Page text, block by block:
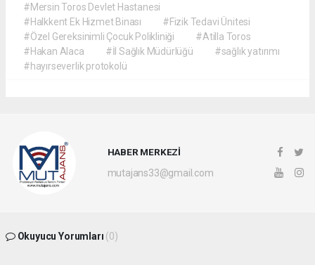
#Mersin Toros Devlet Hastanesi
#Halkkent Ek Hizmet Binası
#Fizik Tedavi Ünitesi
#Özel Gereksinimli Çocuk Polikliniği
#Atilla Toros
#Hakan Alaca
#İl Sağlık Müdürlüğü
#sağlık yatırımı
#hayırseverlik protokolü
HABER MERKEZİ
mutajans33@gmail.com
Okuyucu Yorumları (0)